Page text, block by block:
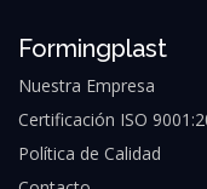
Formingplast
Nuestra Empresa
Certificación ISO
Política de Calidad